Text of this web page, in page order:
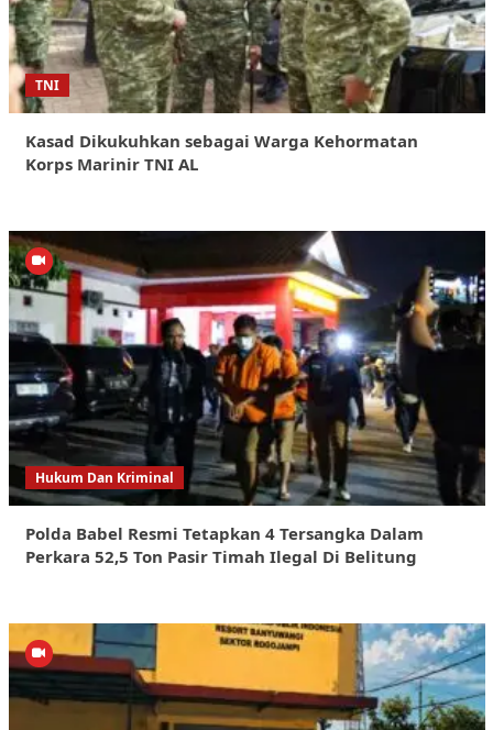
TNI
Kasad Dikukuhkan sebagai Warga Kehormatan
Korps Marinir TNI AL
Hukum Dan Kriminal
Polda Babel Resmi Tetapkan 4 Tersangka Dalam
Perkara 52,5 Ton Pasir Timah Ilegal Di Belitung